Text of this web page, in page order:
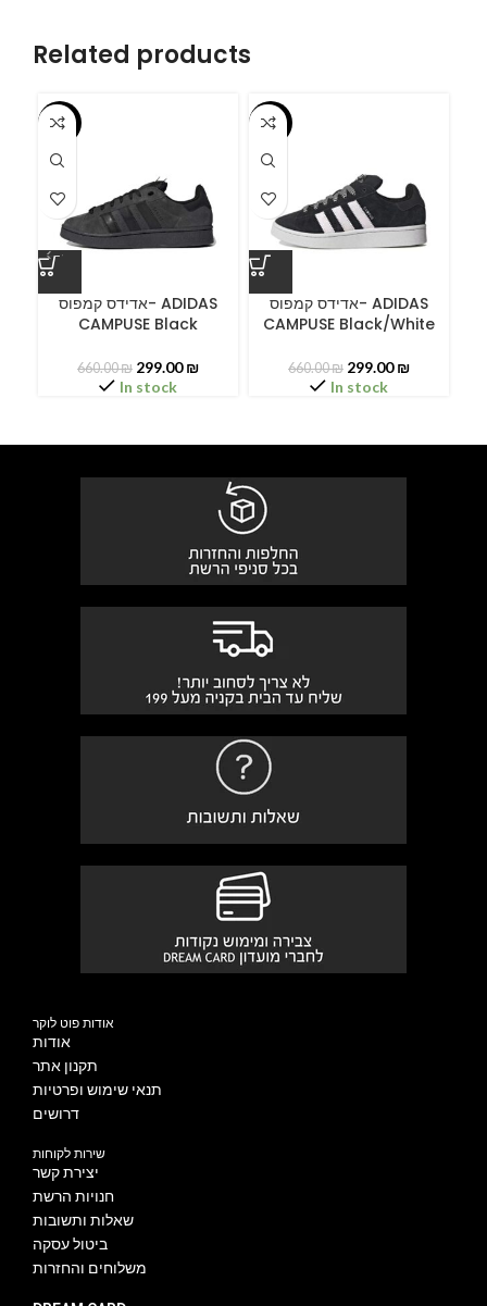
Related products
-55%
אדידס קמפוס- ADIDAS
CAMPUSE Black
660.00₪ 299.00₪
In stock
-55%
אדידס קמפוס- ADIDAS
CAMPUSE Black/White
660.00₪ 299.00₪
In stock
אודות פוט לוקר
אודות
תקנון אתר
תנאי שימוש ופרטיות
דרושים
שירות לקוחות
יצירת קשר
חנויות הרשת
שאלות ותשובות
ביטול עסקה
משלוחים והחזרות